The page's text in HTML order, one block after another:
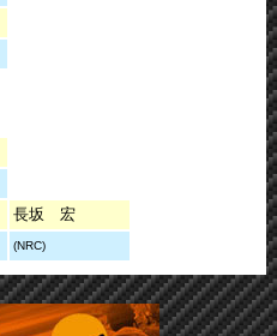
長坂 宏
(NRC)